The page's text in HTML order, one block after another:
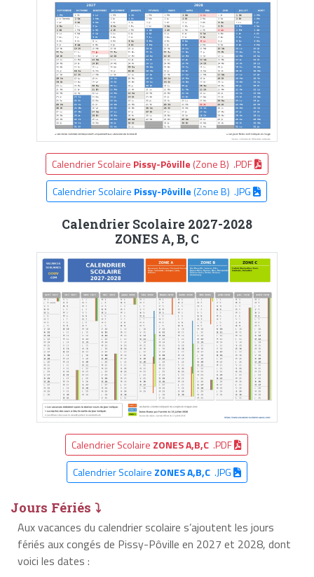
Calendrier Scolaire Pissy-Pôville (Zone B) .PDF
Calendrier Scolaire Pissy-Pôville(Zone B) .JPG
Calendrier Scolaire 2027-2028
ZONES A, B, C
Calendrier Scolaire ZONES A,B,C .PDF
Calendrier Scolaire ZONES A,B,C.JPG
Jours Fériés ⤵
Aux vacances du calendrier scolaire s’ajoutent les jours
fériés aux congés de Pissy-Pôville en 2027 et 2028, dont
voici les dates :